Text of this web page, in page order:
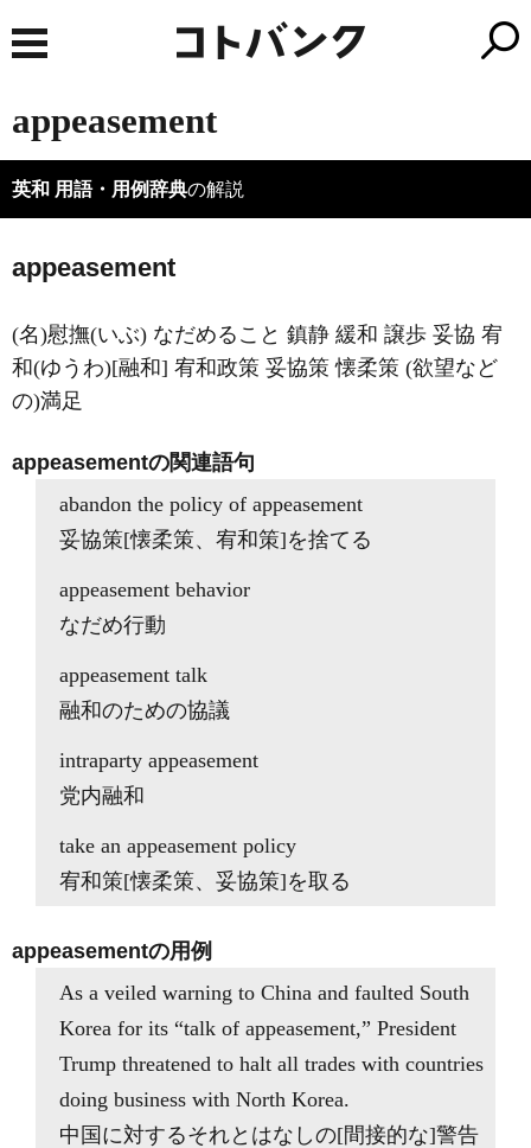
appeasement
英和 用語・用例辞典の解説
appeasement
(名)慰撫(いぶ) なだめること 鎮静 緩和 譲歩 妥協 宥
和(ゆうわ)[融和] 宥和政策 妥協策 懐柔策 (欲望など
の)満足
appeasementの関連語句
abandon the policy of appeasement
妥協策[懐柔策、宥和策]を捨てる
appeasement behavior
なだめ行動
appeasement talk
融和のための協議
intraparty appeasement
党内融和
take an appeasement policy
宥和策[懐柔策、妥協策]を取る
appeasementの用例
As a veiled warning to China and faulted South
Korea for its “talk of appeasement,” President
Trump threatened to halt all trades with countries
doing business with North Korea.
中国に対するそれとはなしの[間接的な]警告